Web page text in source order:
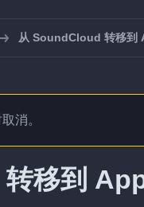
从 SoundCloud 转移到
消。
移到